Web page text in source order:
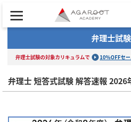
弁理士試験
弁理士試験の対象カリキュラムで 10%OFFセ
弁理士 短答式試験 解答速報 2026